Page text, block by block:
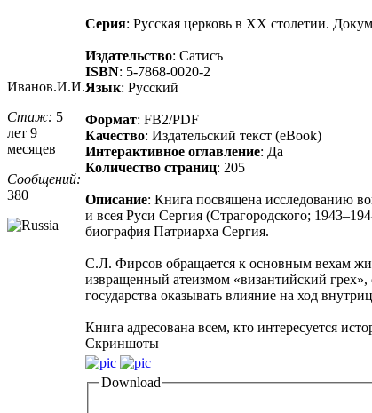
Иванов.И.И.
Стаж: 5
лет 9
месяцев
Сообщений:
380
Серия: Русская церковь в XX столетии.
Издательство: Сатисъ
ISBN: 5-7868-0020-2
Язык: Русский
Формат: FB2/PDF
Качество: Издательский текст (eBook)
Интерактивное оглавление: Да
Количество страниц: 205
Описание: Книга посвящена исследованию
и всея Руси Сергия (Страгородского;
биография Патриарха Сергия.
С.Л. Фирсов обращается к основным вехам
извращенный атеизмом «византийский грех»,
государства оказывать влияние на ход
Книга адресована всем, кто интересуется
Скриншоты
Download